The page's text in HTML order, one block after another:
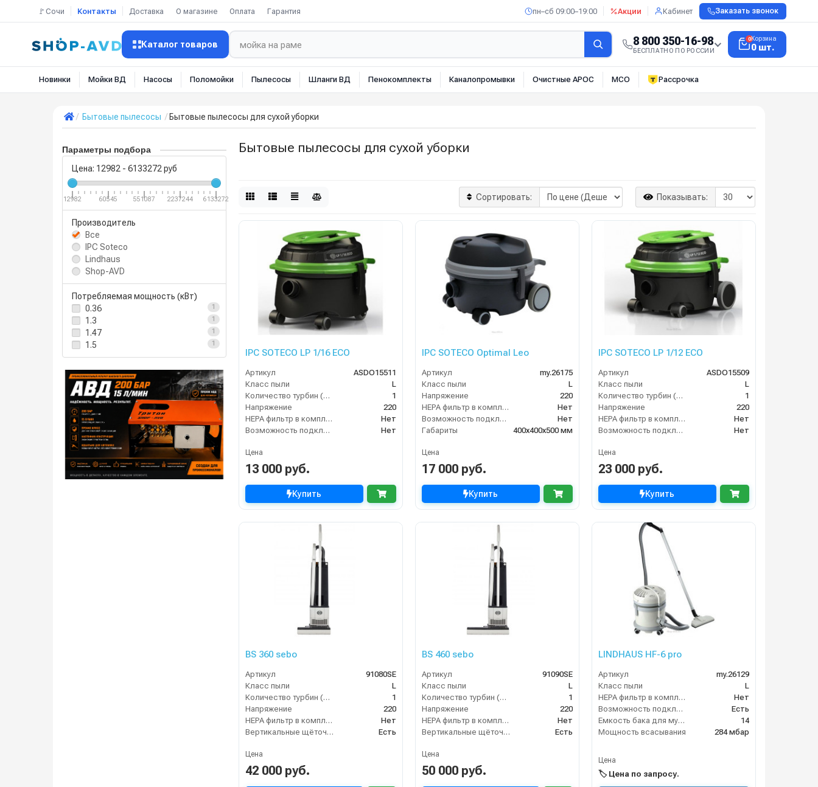
🚩Сочи Контакты Доставка О магазине Оплата Гарантия пн–сб 09:00–19:00 Акции Кабинет Заказать звонок
Каталог товаров 8 800 350-16-98
БЕСПЛАТНО ПО РОССИИ
0Корзина
0 шт.
Новинки Мойки ВД Насосы Поломойки Пылесосы Шланги ВД Пенокомплекты Каналопромывки Очистные АРОС МСО Рассрочка
Бытовые пылесосы Бытовые пылесосы для сухой уборки
Параметры подбора
Цена: 12982 - 6133272 руб
12982 60545 551087 2237244 6133272
Производитель
Все
IPC Soteco
Lindhaus
Shop-AVD
Потребляемая мощность (кВт)
0.36
1
1.3 1
1.47 1
1.5 1
Бытовые пылесосы для сухой уборки
Сортировать: Показывать:
IPC SOTECO LP 1/16 ECO
Артикул
ASDO15511
Класс пыли
L
Количество турбин (шт)
1
Напряжение
220
HEPA фильтр в комплекте
Нет
Возможность подключения электрощетки
Нет
Цена
13 000 руб.
Купить
IPC SOTECO Optimal Leo
Артикул
my.26175
Класс пыли
L
Напряжение
220
HEPA фильтр в комплекте
Нет
Возможность подключения электрощетки
Нет
Габариты
400х400х500 мм
Цена
17 000 руб.
Купить
IPC SOTECO LP 1/12 ECO
Артикул
ASDO15509
Класс пыли
L
Количество турбин (шт)
1
Напряжение
220
HEPA фильтр в комплекте
Нет
Возможность подключения электрощетки
Нет
Цена
23 000 руб.
Купить
BS 360 sebo
Артикул
91080SE
Класс пыли
L
Количество турбин (шт)
1
Напряжение
220
HEPA фильтр в комплекте
Нет
Вертикальные щёточные пылесосы
Есть
Цена
42 000 руб.
BS 460 sebo
Артикул
91090SE
Класс пыли
L
Количество турбин (шт)
1
Напряжение
220
HEPA фильтр в комплекте
Нет
Вертикальные щёточные пылесосы
Есть
Цена
50 000 руб.
LINDHAUS HF-6 pro
Артикул
my.26129
Класс пыли
L
HEPA фильтр в комплекте
Нет
Возможность подключения электрощетки
Есть
Емкость бака для мусора (л)
14
Мощность всасывания
284 мбар
Цена
🏷️ Цена по запросу.